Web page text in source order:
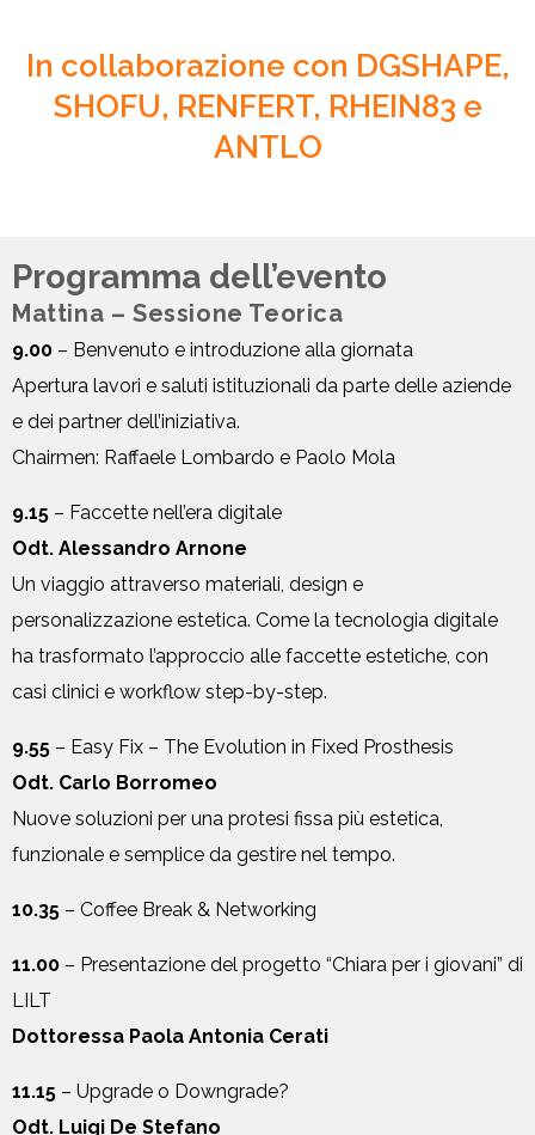
In collaborazione con DGSHAPE,
SHOFU, RENFERT, RHEIN83 e
ANTLO
Programma dell’evento
Mattina – Sessione Teorica
9.00 – Benvenuto e introduzione alla giornata
Apertura lavori e saluti istituzionali da parte delle aziende
e dei partner dell’iniziativa.
Chairmen: Raffaele Lombardo e Paolo Mola
9.15 – Faccette nell’era digitale
Odt. Alessandro Arnone
Un viaggio attraverso materiali, design e
personalizzazione estetica. Come la tecnologia digitale
ha trasformato l’approccio alle faccette estetiche, con
casi clinici e workflow step-by-step.
9.55 – Easy Fix – The Evolution in Fixed Prosthesis
Odt. Carlo Borromeo
Nuove soluzioni per una protesi fissa più estetica,
funzionale e semplice da gestire nel tempo.
10.35 – Coffee Break & Networking
11.00 – Presentazione del progetto “Chiara per i giovani” di
LILT
Dottoressa Paola Antonia Cerati
11.15 – Upgrade o Downgrade?
Odt. Luigi De Stefano